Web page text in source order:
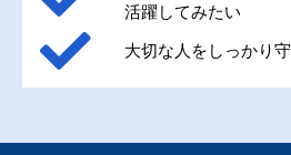
活躍してみたい
大切な人をしっかり